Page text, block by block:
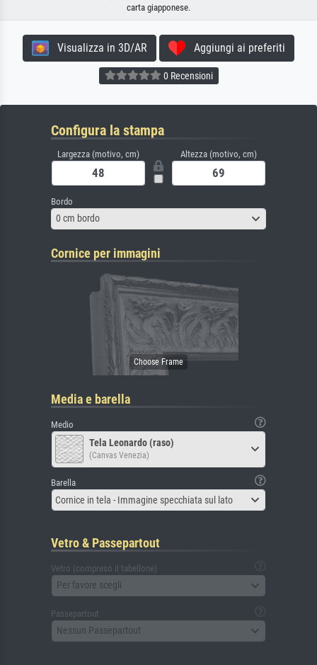
carta giapponese.
Visualizza in 3D/AR Aggiungi ai preferiti
0 Recensioni
Configura la stampa
Largezza (motivo, cm) Altezza (motivo, cm)
Bordo
0 cm bordo
Cornice per immagini
Media e barella
Medio
Tela Leonardo (raso)
(Canvas Venezia)
Barella
Cornice in tela - Immagine specchiata sul lato
Vetro & Passepartout
Vetro (compreso il tabellone)
Per favore scegli
Passepartout
Nessun Passepartout